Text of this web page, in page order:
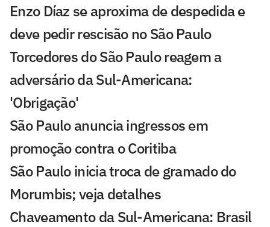
Enzo Díaz se aproxima de despedida e
deve pedir rescisão no São Paulo
Torcedores do São Paulo reagem a
adversário da Sul-Americana:
'Obrigação'
São Paulo anuncia ingressos em
promoção contra o Coritiba
São Paulo inicia troca de gramado do
Morumbis; veja detalhes
Chaveamento da Sul-Americana: Brasil